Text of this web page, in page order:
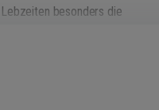
besonders die
lassen sich gleichfalls